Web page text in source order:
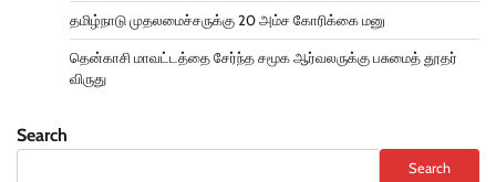
தமிழ்நாடு முதலமைச்சருக்கு 20 அம்ச கோரிக்கை மனு
தென்காசி மாவட்டத்தை சேர்ந்த சமூக ஆர்வலருக்கு பசுமைத் தூதர்
விருது
Search
Search